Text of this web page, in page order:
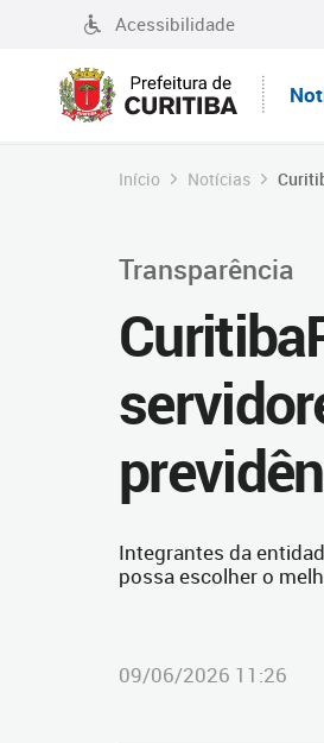
Acessibilidade
Início Notícias
Transparência
Integrantes da
possa escolher o
09/06/2026 11:26